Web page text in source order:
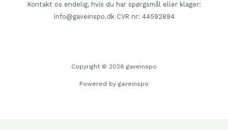
Kontakt os endelig, hvis du har spørgsmål eller klager:
info@gaveinspo.dk CVR nr: 44592894
Copyright © 2026 gaveinspo
Powered by gaveinspo